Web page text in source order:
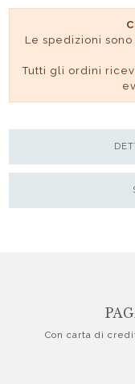
Le spedizioni
Tutti gli ordini
Con carta di